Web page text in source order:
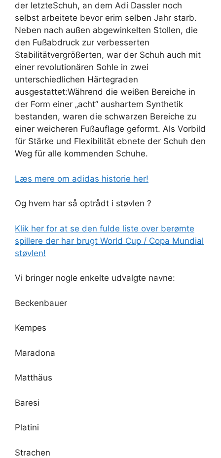
der letzteSchuh, an dem Adi Dassler noch
selbst arbeitete bevor erim selben Jahr starb.
Neben nach außen abgewinkelten Stollen, die
den Fußabdruck zur verbesserten
Stabilitätvergrößerten, war der Schuh auch mit
einer revolutionären Sohle in zwei
unterschiedlichen Härtegraden
ausgestattet:Während die weißen Bereiche in
der Form einer „acht” aushartem Synthetik
bestanden, waren die schwarzen Bereiche zu
einer weicheren Fußauflage geformt. Als Vorbild
für Stärke und Flexibilität ebnete der Schuh den
Weg für alle kommenden Schuhe.
Læs mere om adidas historie her!
Og hvem har så optrådt i støvlen ?
Klik her for at se den fulde liste over berømte
spillere der har brugt World Cup / Copa Mundial
støvlen!
Vi bringer nogle enkelte udvalgte navne:
Beckenbauer
Kempes
Maradona
Matthäus
Baresi
Platini
Strachen